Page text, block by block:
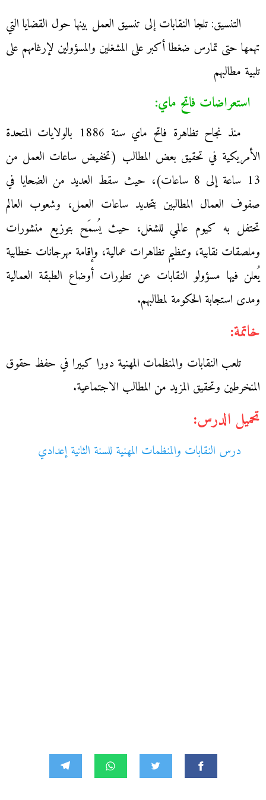
التنسيق: تلجا النقابات إلى تنسيق العمل بينها حول القضايا التي
تهمها حتى تمارس ضغطا أكبر على المشغلين والمسؤولين لإرغامهم على
تلبية مطالبهم
استعراضات فاتح ماي:
منذ نجاح تظاهرة فاتح ماي سنة 1886 بالولايات المتحدة
الأمريكية في تحقيق بعض المطالب (تخفيض ساعات العمل من
13 ساعة إلى 8 ساعات)، حيث سقط العديد من الضحايا في
صفوف العمال المطالبين بتحديد ساعات العمل، وشعوب العالم
تحتفل به كيوم عالمي للشغل، حيث يُسمَح بتوزيع منشورات
وملصقات نقابية، وتنظيم تظاهرات عمالية، وإقامة مهرجانات خطابية
يُعلن فيها مسؤولو النقابات عن تطورات أوضاع الطبقة العمالية
ومدى استجابة الحكومة لمطالبهم.
خاتمة:
تلعب النقابات والمنظمات المهنية دورا كبيرا في حفظ حقوق
المنخرطين وتحقيق المزيد من المطالب الاجتماعية.
تحميل الدرس:
درس النقابات والمنظمات المهنية للسنة الثانية إعدادي